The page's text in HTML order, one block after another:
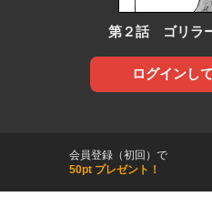
第２話 ゴリラ
ログインし
会員登録（初回）で
50pt プレゼント！